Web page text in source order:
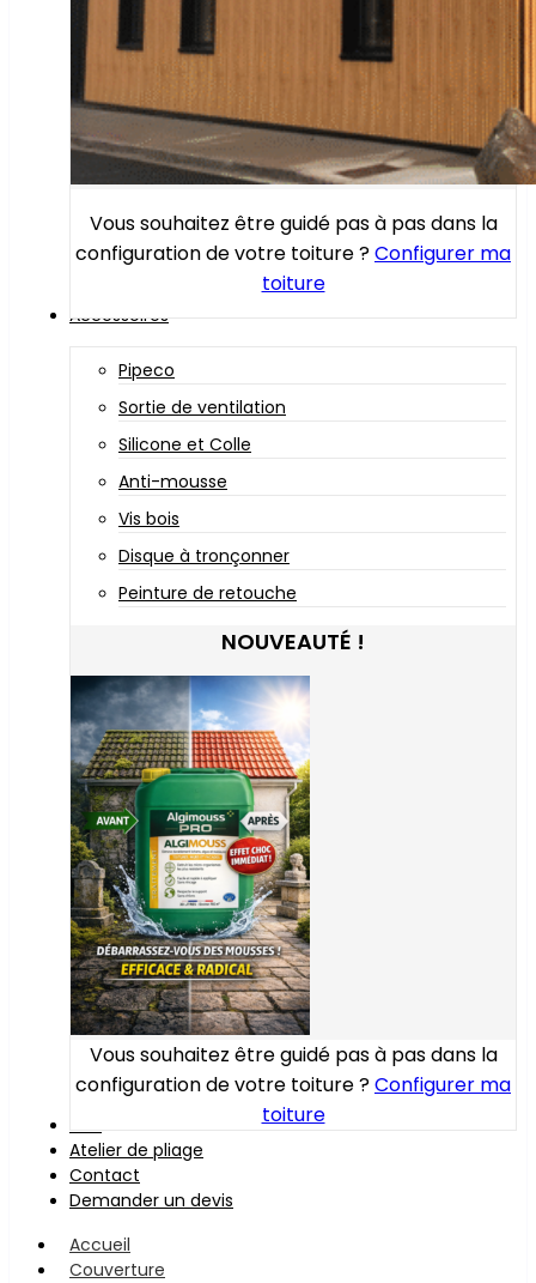
Vous souhaitez être guidé pas à pas dans la
configuration de votre toiture ?Configurer ma
toiture
Accessoires
Pipeco
Sortie de ventilation
Silicone et Colle
Anti-mousse
Vis bois
Disque à tronçonner
Peinture de retouche
NOUVEAUTÉ !
Vous souhaitez être guidé pas à pas dans la
configuration de votre toiture ?Configurer ma
toiture
Atelier de pliage
Contact
Demander un devis
Accueil
Couverture